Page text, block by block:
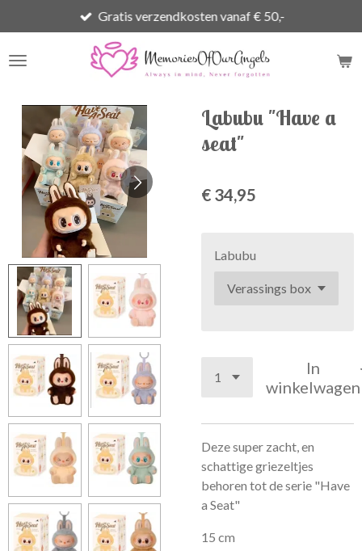
direct
naar
Gratis verzendkosten vanaf € 50,-
Labubu "Have a
seat"
€ 34,95
Labubu
In
winkelwagen
Deze super zacht, en
schattige griezeltjes
behoren tot de serie "Have
a Seat"
15 cm